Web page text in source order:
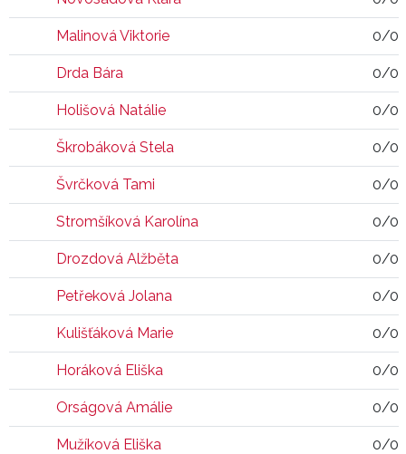
Malinová Viktorie 0/0
Drda Bára 0/0
Holišová Natálie 0/0
Škrobáková Stela 0/0
Švrčková Tami 0/0
Stromšíková Karolína 0/0
Drozdová Alžběta 0/0
Petřeková Jolana 0/0
Kulišťáková Marie 0/0
Horáková Eliška 0/0
Orságová Amálie 0/0
Mužíková Eliška 0/0